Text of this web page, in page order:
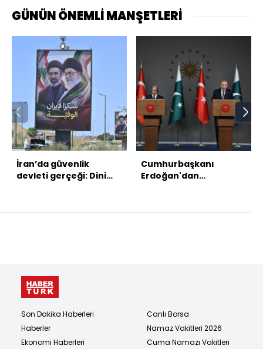
GÜNÜN ÖNEMLİ MANŞETLERİ
İran’da güvenlik
devleti gerçeği: Dini
istedi, sistemi izin
Cumhurbaşkanı
Erdoğan'dan
Son Dakika Haberleri
Haberler
Ekonomi Haberleri
Canlı Borsa
Namaz Vakitleri 2026
Cuma Namazı Vakitleri